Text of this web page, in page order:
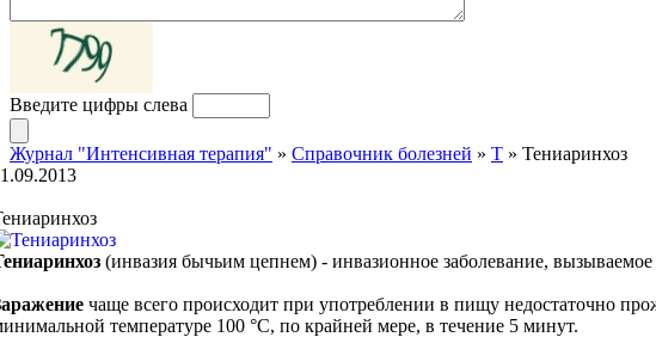
Введите цифры слева
Журнал "Интенсивная терапия" » Справочник болезней » Т » Тениаринхоз
(инвазия бычьим цепнем) - инвазионное заболевание,
чаще всего происходит при употреблении в пищу недостаточно
температуре 100 °С, по крайней мере, в течение 5 минут.